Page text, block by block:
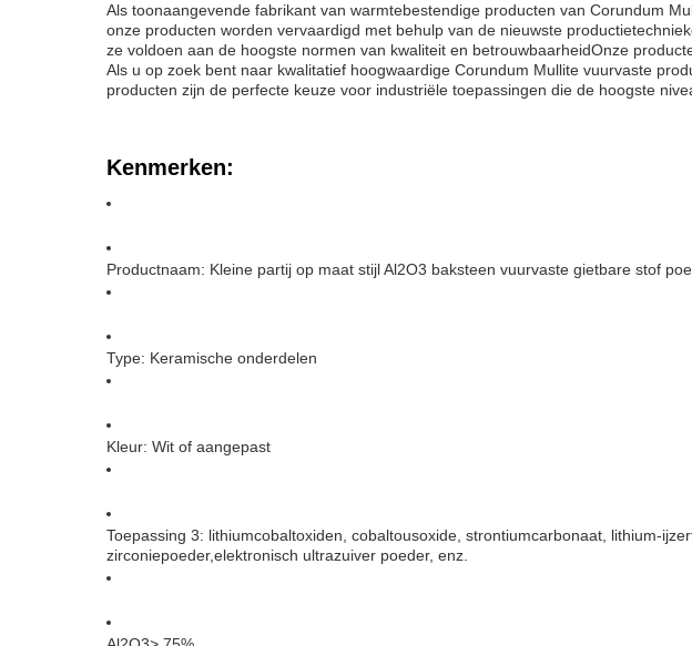
Als toonaangevende fabrikant van warmtebestendige producten van Corundum
onze producten worden vervaardigd met behulp van de nieuwste
ze voldoen aan de hoogste normen van kwaliteit en betrouwbaarheidOnze
Als u op zoek bent naar kwalitatief hoogwaardige Corundum Mullite vuurvaste
producten zijn de perfecte keuze voor industriële toepassingen die de hoogste
Kenmerken:
Productnaam: Kleine partij op maat stijl Al2O3 baksteen vuurvaste gietbare stof
Type: Keramische onderdelen
Kleur: Wit of aangepast
Toepassing 3: lithiumcobaltoxiden, cobaltousoxide, strontiumcarbonaat, lithium-
zirconiepoeder,elektronisch ultrazuiver poeder, enz.